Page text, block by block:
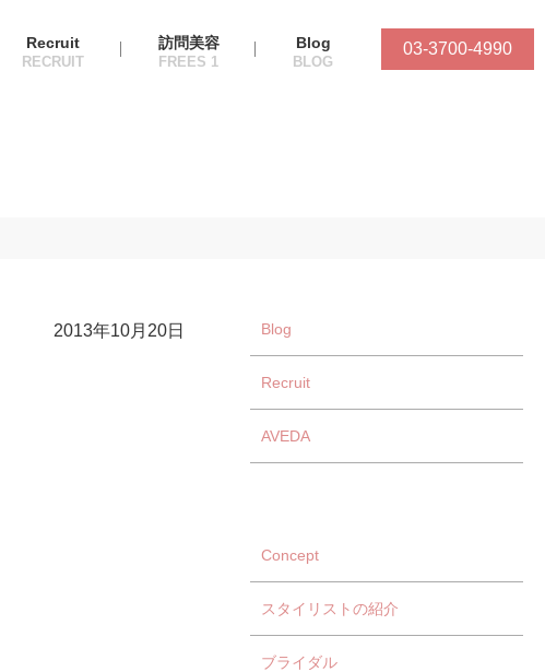
Recruit 訪問美容 Blog 03-3700-4990
2013年10月20日 Blog
Recruit
AVEDA
Concept
スタイリストの紹介
ブライダル